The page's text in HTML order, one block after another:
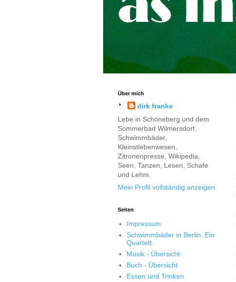
Über mich
dirk franke
Lebe in Schöneberg und dem
Sommerbad Wilmersdorf.
Schwimmbäder,
Kleinstlebenwesen,
Zitronenpresse, Wikipedia,
Seen, Tanzen, Lesen, Schafe
und Lehm.
Mein Profil vollständig anzeigen
Seiten
Impressum
Schwimmbäder in Berlin. Ein
Quartett.
Musik - Übersicht
Buch - Übersicht
Essen und Trinken